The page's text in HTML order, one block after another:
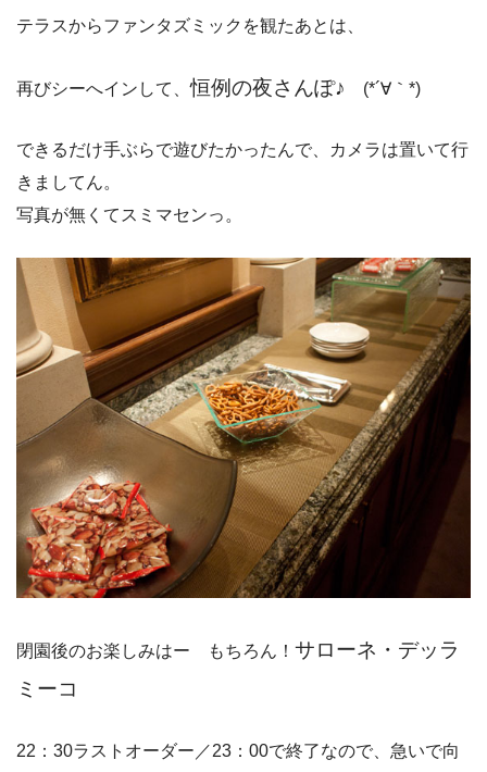
テラスからファンタズミックを観たあとは、
再びシーへインして、恒例の夜さんぽ♪ (*´∀｀*)
できるだけ手ぶらで遊びたかったんで、カメラは置いて行
きましてん。
写真が無くてスミマセンっ。
閉園後のお楽しみはー もちろん！ サローネ・デッラ
ミーコ
22：30ラストオーダー／23：00で終了なので、急いで向